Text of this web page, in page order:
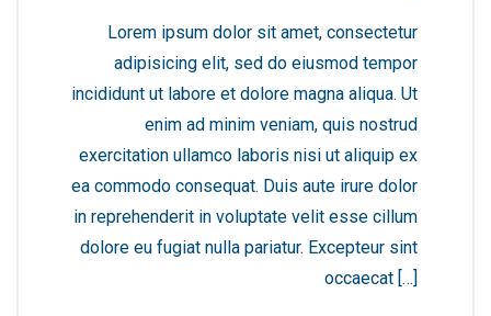
Lorem ipsum dolor sit amet, consectetur
adipisicing elit, sed do eiusmod tempor
incididunt ut labore et dolore magna aliqua. Ut
enim ad minim veniam, quis nostrud
exercitation ullamco laboris nisi ut aliquip ex
ea commodo consequat. Duis aute irure dolor
in reprehenderit in voluptate velit esse cillum
dolore eu fugiat nulla pariatur. Excepteur sint
occaecat […]